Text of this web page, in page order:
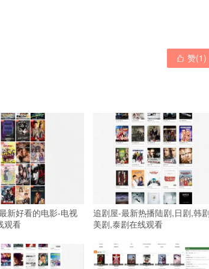
 赞(1)
新好看的电影-电视
观看
追剧屋-最新热播陆剧,日剧,韩
美剧,泰剧在线观看